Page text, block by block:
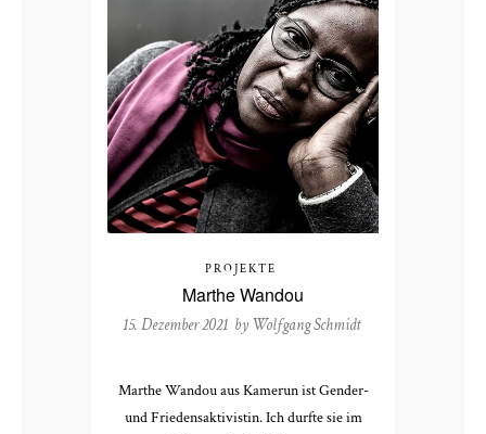
PROJEKTE
Marthe Wandou
15. Dezember 2021 by Wolfgang Schmidt
Marthe Wandou aus Kamerun ist Gender-
und Friedensaktivistin. Ich durfte sie im